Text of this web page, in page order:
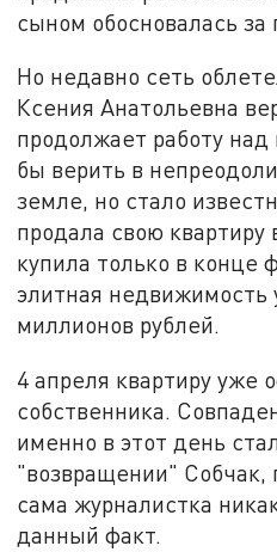
сыном обосновалась за
Но недавно сеть
Ксения Анатольевна
продолжает работу
бы верить в
земле, но стало
продала свою квартиру
купила только в конце
элитная недвижимость
миллионов рублей.
4 апреля квартиру уже
собственника.
именно в этот день
"возвращении" Собчак,
сама журналистка
данный факт.